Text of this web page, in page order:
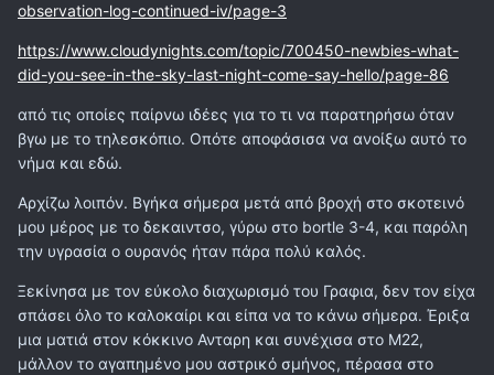
observation-log-continued-iv/page-3
https://www.cloudynights.com/topic/700450-newbies-what-
did-you-see-in-the-sky-last-night-come-say-hello/page-86
από τις οποίες παίρνω ιδέες για το τι να παρατηρήσω όταν
βγω με το τηλεσκόπιο. Οπότε αποφάσισα να ανοίξω αυτό το
νήμα και εδώ.
Αρχίζω λοιπόν. Βγήκα σήμερα μετά από βροχή στο σκοτεινό
μου μέρος με το δεκαιντσο, γύρω στο bortle 3-4, και παρόλη
την υγρασία ο ουρανός ήταν πάρα πολύ καλός.
Ξεκίνησα με τον εύκολο διαχωρισμό του Γραφια, δεν τον είχα
σπάσει όλο το καλοκαίρι και είπα να το κάνω σήμερα. Έριξα
μια ματιά στον κόκκινο Ανταρη και συνέχισα στο Μ22,
μάλλον το αγαπημένο μου αστρικό σμήνος, πέρασα στο